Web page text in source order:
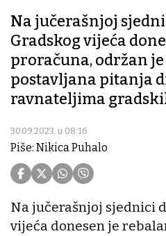
Na jučerašnjoj
Gradskog vijeća
proračuna, održan
postavljana pitanja
ravnateljima
30.09.2023. u 08:16
Piše: Nikica Puhalo
Na jučerašnjoj sjednici
vijeća donesen je